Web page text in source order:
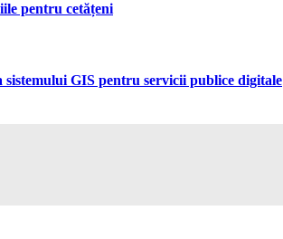
pentru cetățeni
sistemului GIS pentru servicii publice digitale